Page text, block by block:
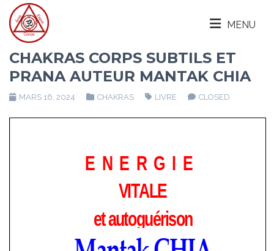
MENU
CHAKRAS CORPS SUBTILS ET
PRANA AUTEUR MANTAK CHIA
MARS 16, 2024 CHAKRAS LIVRE CLOSED